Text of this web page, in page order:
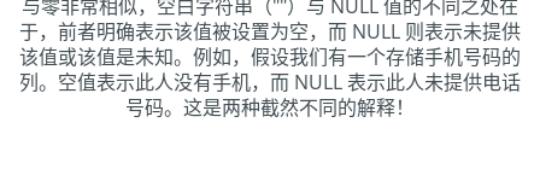
与零非常相似，空白字符串（""）与 NULL 值的不同之处在
于，前者明确表示该值被设置为空，而 NULL 则表示未提供
该值或该值是未知。例如，假设我们有一个存储手机号码的
列。空值表示此人没有手机，而 NULL 表示此人未提供电话
号码。这是两种截然不同的解释！